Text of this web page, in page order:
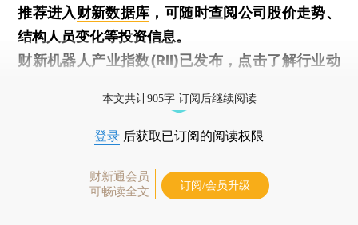
推荐进入财新数据库 ，可随时查阅公司股价走势、
结构人员变化等投资信息。
财新机器人产业指数(RII)已发布， 点击了解行业动
本文共计905字 订阅后继续阅读
登录 后获取已订阅的阅读权限
财新通会员
可畅读全文
订阅/会员升级